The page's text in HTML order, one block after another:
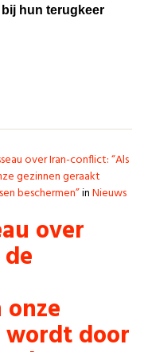
hun terugkeer
over Iran-conflict: “Als
gezinnen geraakt
beschermen”inNieuws
over
door